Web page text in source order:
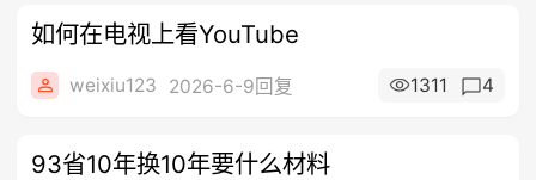
如何在电视上看YouTube
weixiu123 2026-6-9回复 1311 4
93省10年换10年要什么材料